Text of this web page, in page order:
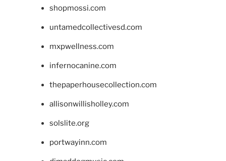
shopmossi.com
untamedcollectivesd.com
mxpwellness.com
infernocanine.com
thepaperhousecollection.com
allisonwillisholley.com
solslite.org
portwayinn.com